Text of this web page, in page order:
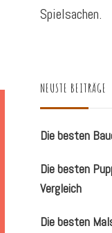
Spielsachen.
NEUSTE BEITRÄGE
Die besten
Die besten
Vergleich
Die besten